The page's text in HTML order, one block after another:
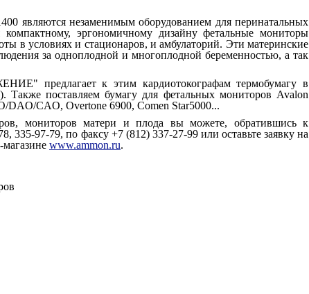
являются незаменимым оборудованием для перинатальных
эргономичному дизайну фетальные мониторы
в условиях и стационаров, и амбулаторий. Эти материнские
за одноплодной и многоплодной беременностью, а так
предлагает к этим кардиотокографам термобумагу в
Также поставляем бумагу для фетальных мониторов Avalon
CAO, Overtone 6900, Comen Star5000...
мониторов матери и плода вы можете, обратившись к
335-97-79, по факсу +7 (812) 337-27-99 или оставьте заявку на
магазине www.ammon.ru.